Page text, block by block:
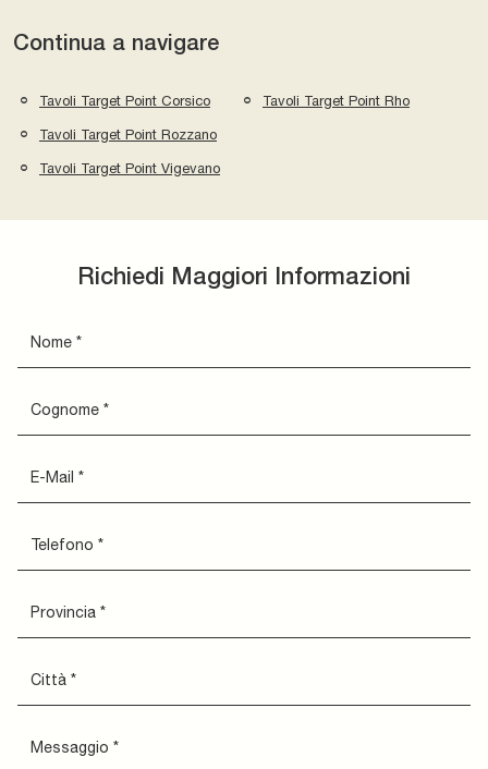
Continua a navigare
Tavoli Target Point Corsico Tavoli Target Point Rho
Tavoli Target Point Rozzano
Tavoli Target Point Vigevano
Richiedi Maggiori Informazioni